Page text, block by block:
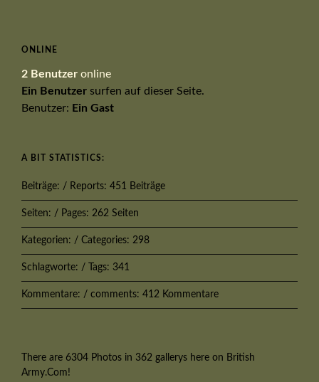
ONLINE
2 Benutzer online
Ein Benutzer surfen auf dieser Seite.
Benutzer: Ein Gast
A BIT STATISTICS:
Beiträge: / Reports: 451 Beiträge
Seiten: / Pages: 262 Seiten
Kategorien: / Categories: 298
Schlagworte: / Tags: 341
Kommentare: / comments: 412 Kommentare
There are 6304 Photos in 362 gallerys here on British
Army.Com!